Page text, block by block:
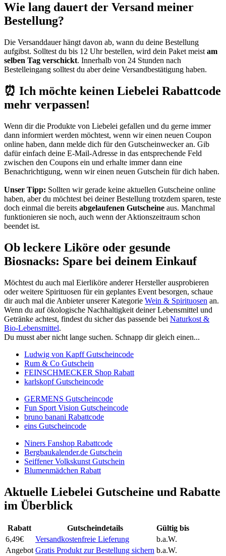
Wie lang dauert der Versand meiner
Bestellung?
Die Versanddauer hängt davon ab, wann du deine Bestellung
aufgibst. Solltest du bis 12 Uhr bestellen, wird dein Paket meist am
selben Tag verschickt. Innerhalb von 24 Stunden nach
Bestelleingang solltest du aber deine Versandbestätigung haben.
⏰ Ich möchte keinen Liebelei Rabattcode
mehr verpassen!
Wenn dir die Produkte von Liebelei gefallen und du gerne immer
dann informiert werden möchtest, wenn wir einen neuen Coupon
online haben, dann melde dich für den Gutscheinweckeran. Gib
dafür einfach deine E-Mail-Adresse in das entsprechende Feld
zwischen den Coupons ein und erhalte immer dann eine
Benachrichtigung, wenn wir einen neuen Gutschein für dich haben.
Unser Tipp: Sollten wir gerade keine aktuellen Gutscheine online
haben, aber du möchtest bei deiner Bestellung trotzdem sparen, teste
doch einmal die bereits abgelaufenen Gutscheine aus. Manchmal
funktionieren sie noch, auch wenn der Aktionszeitraum schon
beendet ist.
Ob leckere Liköre oder gesunde
Biosnacks: Spare bei deinem Einkauf
Möchtest du auch mal Eierliköre anderer Hersteller ausprobieren
oder weitere Spirituosen für ein geplantes Event besorgen, schaue
dir auch mal die Anbieter unserer Kategorie Wein & Spirituosen an.
Wenn du auf ökologische Nachhaltigkeit deiner Lebensmittel und
Getränke achtest, findest du sicher das passende bei Naturkost &
Bio-Lebensmittel.
Du musst aber nicht lange suchen. Schnapp dir gleich einen...
Ludwig von Kapff Gutscheincode
Rum & Co Gutschein
FEINSCHMECKER Shop Rabatt
karlskopf Gutscheincode
GERMENS Gutscheincode
Fun Sport Vision Gutscheincode
bruno banani Rabattcode
eins Gutscheincode
Niners Fanshop Rabattcode
Bergbaukalender.de Gutschein
Seiffener Volkskunst Gutschein
Blumenmädchen Rabatt
Aktuelle Liebelei Gutscheine und Rabatte
im Überblick
Rabatt Gutscheindetails
Gültig bis
6,49€
Versandkostenfreie Lieferung
b.a.W.
Angebot Gratis Produkt zur Bestellung sichern b.a.W.